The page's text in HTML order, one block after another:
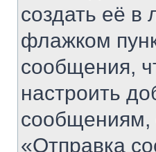
создать её в
флажком
сообщения,
настроить
сообщениям,
«Отправка